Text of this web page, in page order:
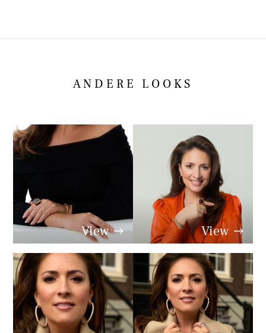
ANDERE LOOKS
View View